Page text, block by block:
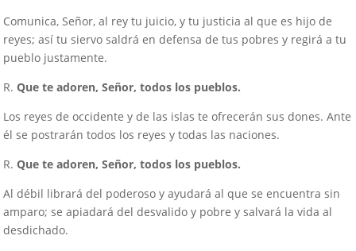
Comunica, Señor, al rey tu juicio, y tu justicia al que es hijo de
reyes; así tu siervo saldrá en defensa de tus pobres y regirá a tu
pueblo justamente.
R. Que te adoren, Señor, todos los pueblos.
Los reyes de occidente y de las islas te ofrecerán sus dones. Ante
él se postrarán todos los reyes y todas las naciones.
R. Que te adoren, Señor, todos los pueblos.
Al débil librará del poderoso y ayudará al que se encuentra sin
amparo; se apiadará del desvalido y pobre y salvará la vida al
desdichado.